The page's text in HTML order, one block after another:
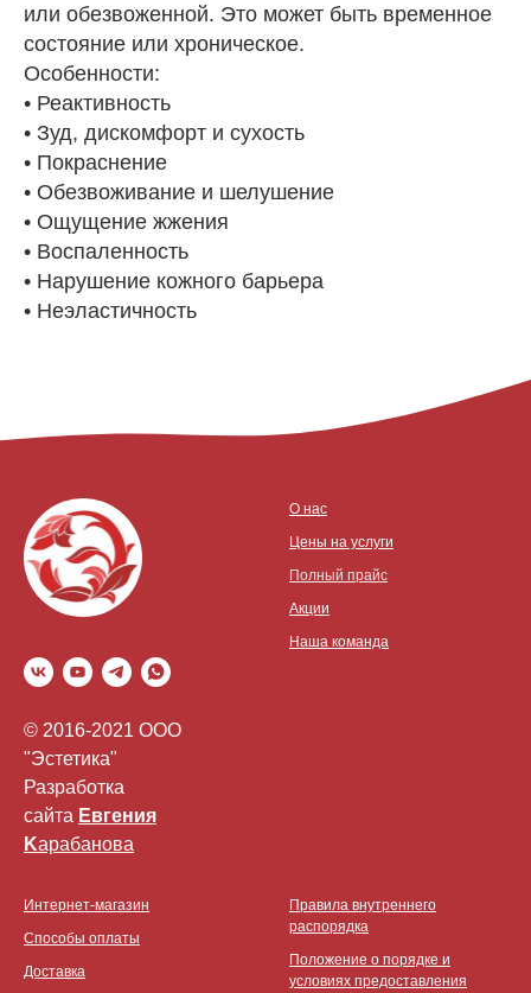
или обезвоженной. Это может быть временное
состояние или хроническое.
Особенности:
• Реактивность
• Зуд, дискомфорт и сухость
• Покраснение
• Обезвоживание и шелушение
• Ощущение жжения
• Воспаленность
• Нарушение кожного барьера
• Неэластичность
© 2016-2021 ООО
"Эстетика"
Разработка
сайта Eвгения
Kарабанова
О нас
Цены на услуги
Полный прайс
Акции
Наша команда
Интернет-магазин
Способы оплаты
Доставка
Правила внутреннего
распорядка
Положение о порядке и
условиях предоставления